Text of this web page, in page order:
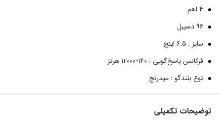
4 اهم
۹۶ دسیبل
سایز : ۶.۵ اینچ
فرکانس پاسخ‌گویی : ۱۴۰-۱۲۰۰۰ هرتز
نوع بلندگو : میدرنج
توضیحات تکمیلی